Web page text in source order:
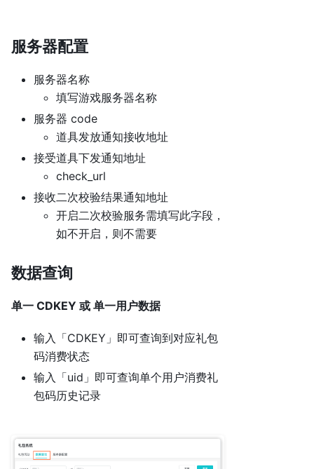
服务器配置
服务器名称
填写游戏服务器名称
服务器 code
道具发放通知接收地址
接受道具下发通知地址
check_url
接收二次校验结果通知地址
开启二次校验服务需填写此字段，
如不开启，则不需要
数据查询
单一 CDKEY 或 单一用户数据
输入「CDKEY」即可查询到对应礼包
码消费状态
输入「uid」即可查询单个用户消费礼
包码历史记录